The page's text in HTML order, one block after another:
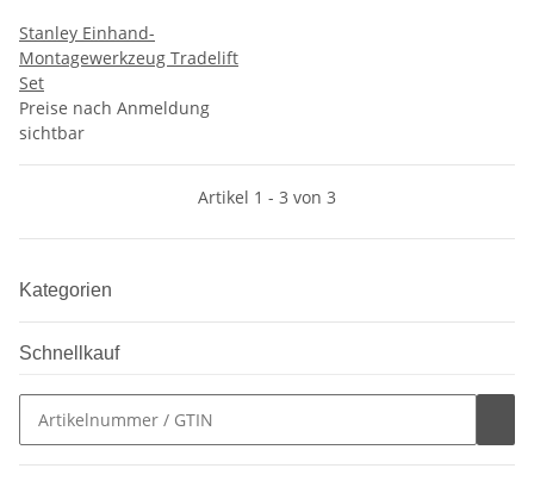
Stanley Einhand-
Montagewerkzeug Tradelift
Set
Preise nach Anmeldung
sichtbar
Artikel 1 - 3 von 3
Kategorien
Schnellkauf